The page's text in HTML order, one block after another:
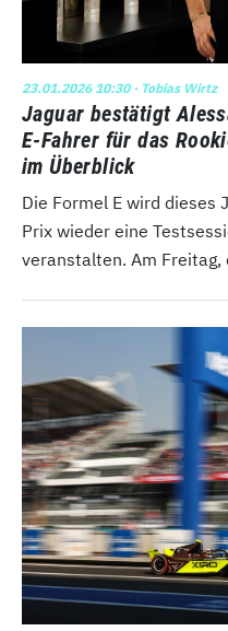
23.01.2026 10:30· Tobias Wirtz
Jaguar bestätigt
E-Fahrer für das
im Überblick
Die Formel E wird dieses
Prix wieder eine
veranstalten. Am Freitag,